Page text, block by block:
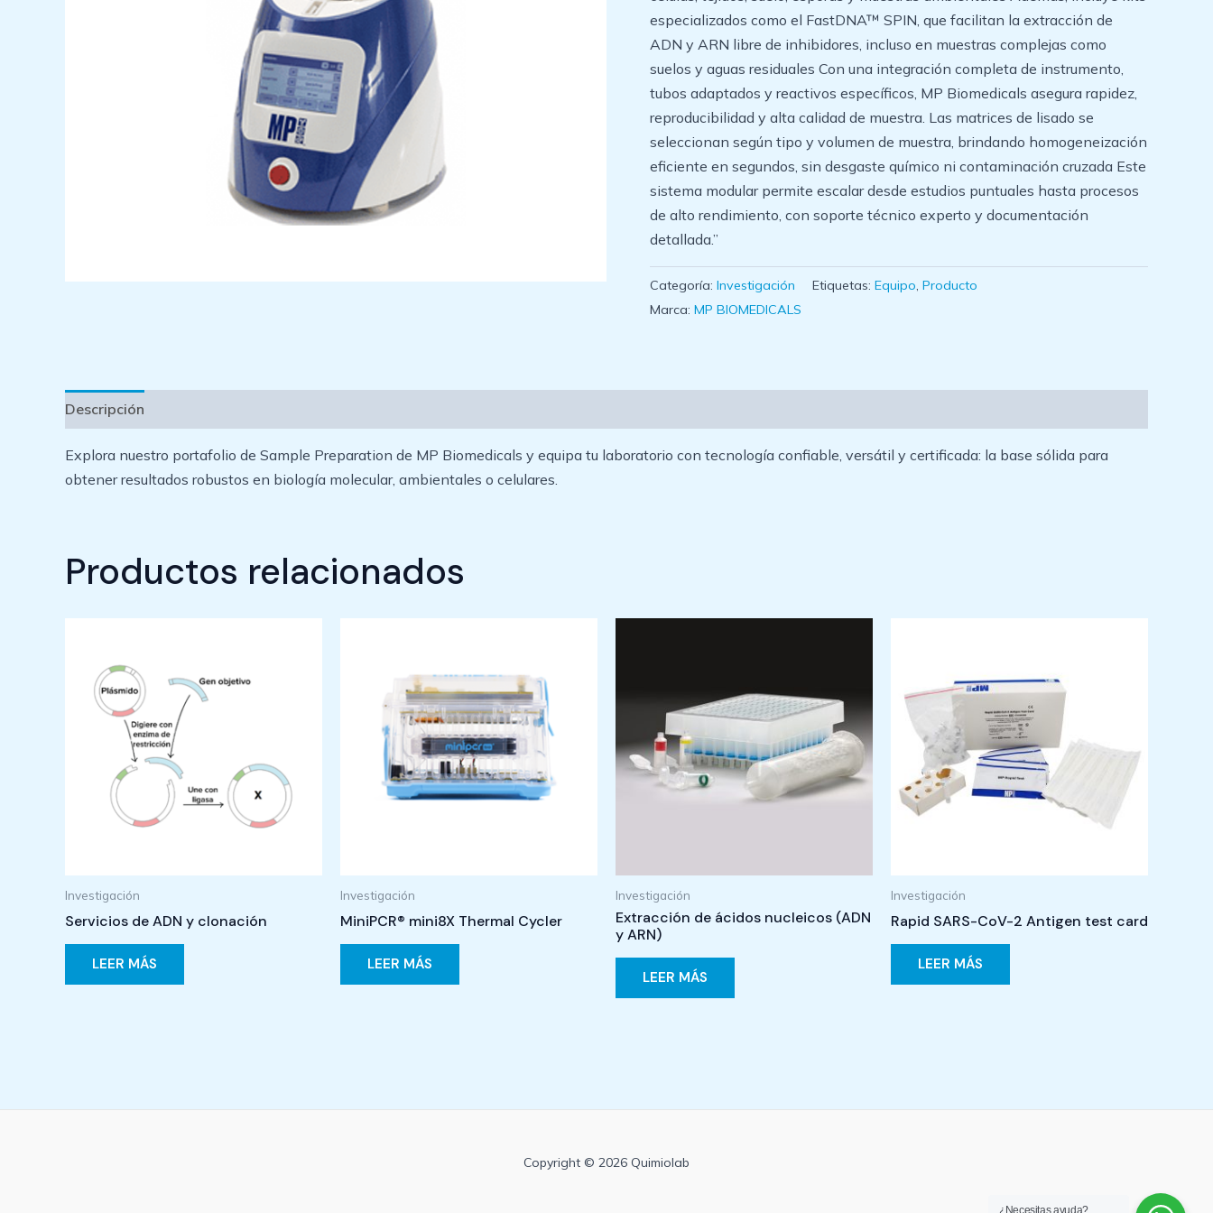
especializados como el FastDNA™ SPIN, que facilitan la extracción de
ADN y ARN libre de inhibidores, incluso en muestras complejas como
suelos y aguas residuales Con una integración completa de instrumento,
tubos adaptados y reactivos específicos, MP Biomedicals asegura rapidez,
reproducibilidad y alta calidad de muestra. Las matrices de lisado se
seleccionan según tipo y volumen de muestra, brindando homogeneización
eficiente en segundos, sin desgaste químico ni contaminación cruzada Este
sistema modular permite escalar desde estudios puntuales hasta procesos
de alto rendimiento, con soporte técnico experto y documentación
detallada.”
Categoría: Investigación Etiquetas: Equipo, Producto
Marca: MP BIOMEDICALS
Descripción
Explora nuestro portafolio de Sample Preparation de MP Biomedicals y equipa tu laboratorio con tecnología confiable, versátil y certificada: la base sólida para
obtener resultados robustos en biología molecular, ambientales o celulares.
Productos relacionados
Investigación
Servicios de ADN y clonación
LEER MÁS
Investigación
MiniPCR® mini8X Thermal Cycler
LEER MÁS
Investigación
Extracción de ácidos nucleicos (ADN
y ARN)
LEER MÁS
Investigación
Rapid SARS-CoV-2 Antigen test card
LEER MÁS
Copyright © 2026 Quimiolab
¿Necesitas ayuda?